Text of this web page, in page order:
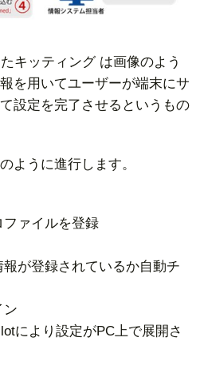
キッティング は画像のよう
を用いてユーザーが端末にサ
設定を完了させるというもの
ように進行します。
ァイルを登録
が登録されているか自動チ
により設定がPC上で展開さ